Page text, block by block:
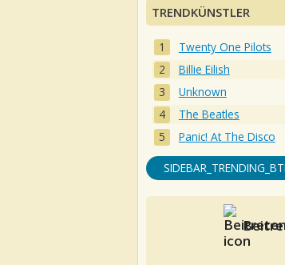
TRENDKÜNSTLER
Twenty One Pilots
Billie Eilish
Unknown
The Beatles
Panic! At The Disco